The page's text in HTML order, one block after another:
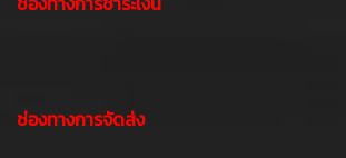
ช่องทางการจัดส่ง